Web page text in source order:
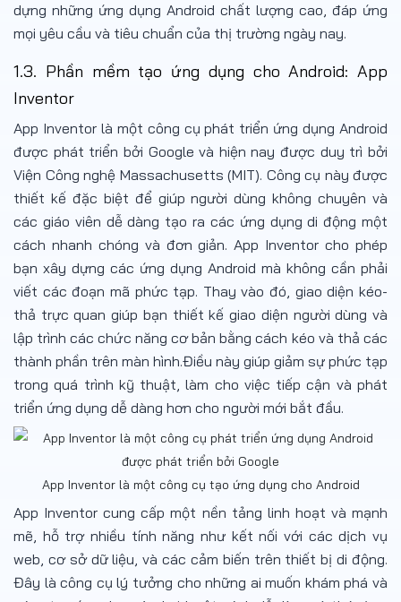
dựng những ứng dụng Android chất lượng cao, đáp ứng
mọi yêu cầu và tiêu chuẩn của thị trường ngày nay.
1.3. Phần mềm tạo ứng dụng cho Android: App
Inventor
App Inventor là một công cụ phát triển ứng dụng Android
được phát triển bởi Google và hiện nay được duy trì bởi
Viện Công nghệ Massachusetts (MIT). Công cụ này được
thiết kế đặc biệt để giúp người dùng không chuyên và
các giáo viên dễ dàng tạo ra các ứng dụng di động một
cách nhanh chóng và đơn giản. App Inventor cho phép
bạn xây dựng các ứng dụng Android mà không cần phải
viết các đoạn mã phức tạp. Thay vào đó, giao diện kéo-
thả trực quan giúp bạn thiết kế giao diện người dùng và
lập trình các chức năng cơ bản bằng cách kéo và thả các
thành phần trên màn hình.Điều này giúp giảm sự phức tạp
trong quá trình kỹ thuật, làm cho việc tiếp cận và phát
triển ứng dụng dễ dàng hơn cho người mới bắt đầu.
App Inventor là một công cụ tạo ứng dụng cho Android
App Inventor cung cấp một nền tảng linh hoạt và mạnh
mẽ, hỗ trợ nhiều tính năng như kết nối với các dịch vụ
web, cơ sở dữ liệu, và các cảm biến trên thiết bị di động.
Đây là công cụ lý tưởng cho những ai muốn khám phá và